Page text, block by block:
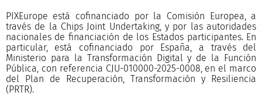
PIXEurope está cofinanciado por la Comisión Europea, a
través de la Chips Joint Undertaking, y por las autoridades
nacionales de financiación de los Estados participantes. En
particular, está cofinanciado por España, a través del
Ministerio para la Transformación Digital y de la Función
Pública, con referencia CJU-010000-2025-0008, en el marco
del Plan de Recuperación, Transformación y Resiliencia
(PRTR).